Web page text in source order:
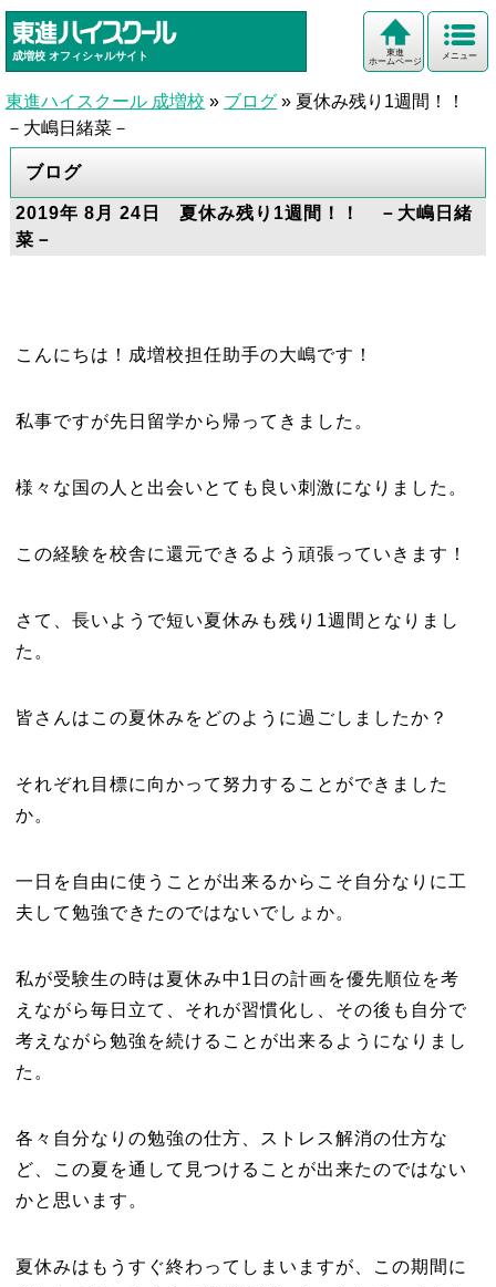
成増校 オフィシャルサイト メニュー
東進
ホームページ
東進ハイスクール 成増校 » ブログ » 夏休み残り1週間！！
－大嶋日緒菜－
ブログ
2019年 8月 24日 夏休み残り1週間！！ －大嶋日緒
菜－
こんにちは！成増校担任助手の大嶋です！
私事ですが先日留学から帰ってきました。
様々な国の人と出会いとても良い刺激になりました。
この経験を校舎に還元できるよう頑張っていきます！
さて、長いようで短い夏休みも残り1週間となりまし
た。
皆さんはこの夏休みをどのように過ごしましたか？
それぞれ目標に向かって努力することができました
か。
一日を自由に使うことが出来るからこそ自分なりに工
夫して勉強できたのではないでしょか。
私が受験生の時は夏休み中1日の計画を優先順位を考
えながら毎日立て、それが習慣化し、その後も自分で
考えながら勉強を続けることが出来るようになりまし
た。
各々自分なりの勉強の仕方、ストレス解消の仕方な
ど、この夏を通して見つけることが出来たのではない
かと思います。
夏休みはもうすぐ終わってしまいますが、この期間に